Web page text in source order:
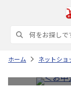
ホーム ネットショ